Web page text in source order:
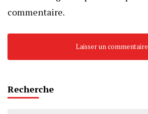
commentaire.
Recherche